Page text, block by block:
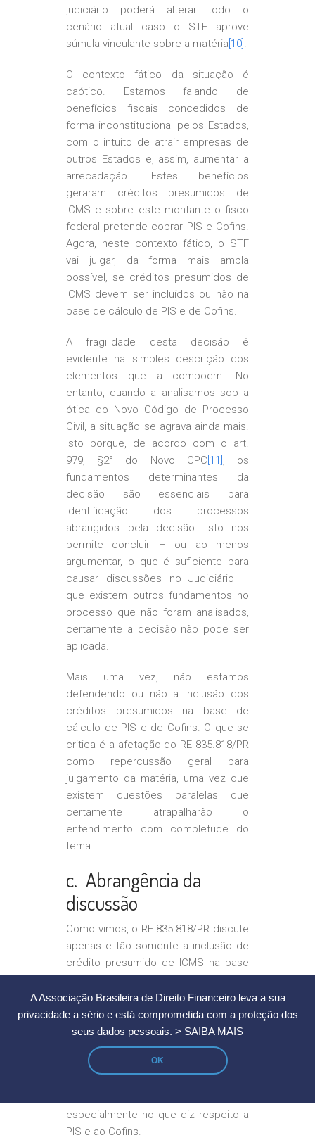
A Associação Brasileira de Direito Financeiro leva a sua
privacidade a sério e está comprometida com a proteção dos
seus dados pessoais. > SAIBA MAIS
OK
judiciário poderá alterar todo o
cenário atual caso o STF aprove
súmula vinculante sobre a matéria [10] .
O contexto fático da situação é
caótico. Estamos falando de
benefícios fiscais concedidos de
forma inconstitucional pelos Estados,
com o intuito de atrair empresas de
outros Estados e, assim, aumentar a
arrecadação. Estes benefícios
geraram créditos presumidos de
ICMS e sobre este montante o fisco
federal pretende cobrar PIS e Cofins.
Agora, neste contexto fático, o STF
vai julgar, da forma mais ampla
possível, se créditos presumidos de
ICMS devem ser incluídos ou não na
base de cálculo de PIS e de Cofins.
A fragilidade desta decisão é
evidente na simples descrição dos
elementos que a compoem. No
entanto, quando a analisamos sob a
ótica do Novo Código de Processo
Civil, a situação se agrava ainda mais.
Isto porque, de acordo com o art.
979, §2° do Novo CPC [11] , os
fundamentos determinantes da
decisão são essenciais para
identificação dos processos
abrangidos pela decisão. Isto nos
permite concluir – ou ao menos
argumentar, o que é suficiente para
causar discussões no Judiciário –
que existem outros fundamentos no
processo que não foram analisados,
certamente a decisão não pode ser
aplicada.
Mais uma vez, não estamos
defendendo ou não a inclusão dos
créditos presumidos na base de
cálculo de PIS e de Cofins. O que se
critica é a afetação do RE 835.818/PR
como repercussão geral para
julgamento da matéria, uma vez que
existem questões paralelas que
certamente atrapalharão o
entendimento com completude do
tema.
c. Abrangência da
discussão
Como vimos, o RE 835.818/PR discute
apenas e tão somente a inclusão de
crédito presumido de ICMS na base
de cálculo de PIS e de Cofins – e
ainda assim, como dito no tópico 3.a,
mesmo este tema não foi esgotado.
Em nenhum momento foi suscitada a
análise da matéria sob a ótica das
subvenções – se para investimento
especialmente no que diz respeito a
PIS e ao Cofins.